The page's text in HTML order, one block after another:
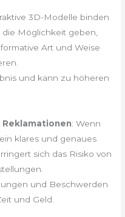
3D-Modelle binden
Möglichkeit geben,
Art und Weise
und kann zu höheren
: Wenn
klares und genaues
sich das Risiko von
und Beschwerden
und Geld.